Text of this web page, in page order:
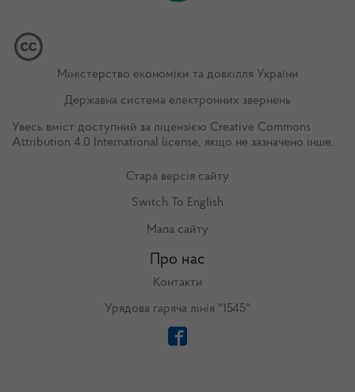
Міністерство економіки та довкілля України
Державна система електронних звернень
Увесь вміст доступний за ліцензією Creative Commons
Attribution 4.0 International license, якщо не зазначено інше.
Стара версія сайту
Switch To English
Мапа сайту
Про нас
Контакти
Урядова гаряча лінія "1545"